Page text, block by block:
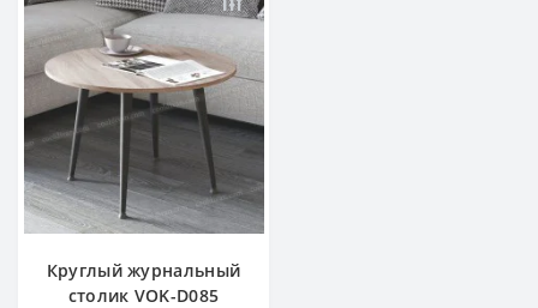
Круглый журнальный
столик VOK-D085